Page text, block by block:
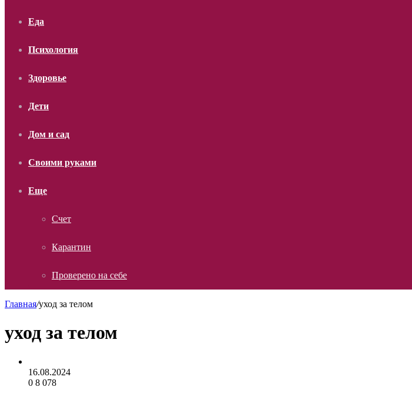
Еда
Психология
Здоровье
Дети
Дом и сад
Своими руками
Еще
Счет
Карантин
Проверено на себе
Главная/уход за телом
уход за телом
16.08.2024
0 8 078